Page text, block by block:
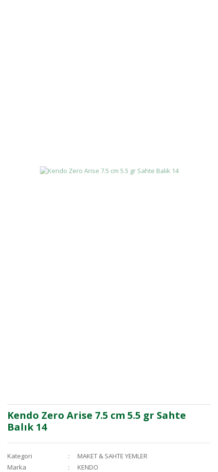
Kendo Zero Arise 7.5 cm 5.5 gr Sahte
Balık 14
Kategori
MAKET & SAHTE YEMLER
Marka
KENDO